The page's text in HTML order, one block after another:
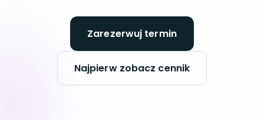
Zarezerwuj termin
Najpierw zobacz cennik